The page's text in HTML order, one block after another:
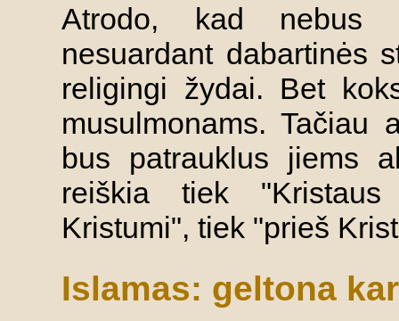
Atrodo, kad nebus
nesuardant dabartinės
religingi žydai. Bet
musulmonams. Tačiau
bus patrauklus jiems
reiškia tiek "Kristaus
Kristumi", tiek "prieš
Islamas: geltona